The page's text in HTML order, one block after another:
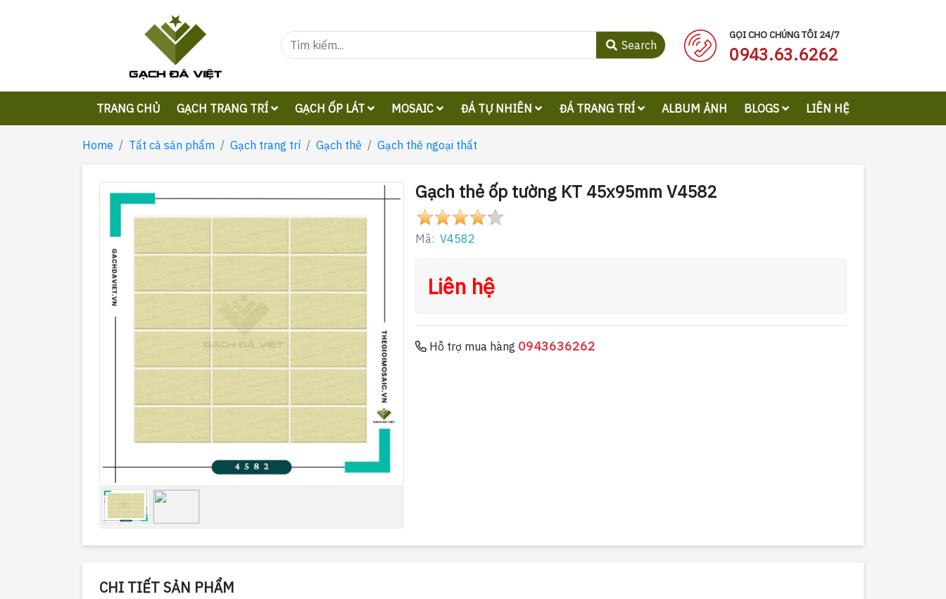
Search
GỌI CHO CHÚNG TÔI 24/7
0943.63.6262
TRANG CHỦ GẠCH TRANG TRÍ GẠCH ỐP LÁT MOSAIC ĐÁ TỰ NHIÊN ĐÁ TRANG TRÍ ALBUM ẢNH BLOGS LIÊN HỆ
Home Tất cả sản phẩm Gạch trang trí Gạch thẻ Gạch thẻ ngoại thất
Gạch thẻ ốp tường KT 45x95mm V4582
Mã: V4582
Liên hệ
Hỗ trợ mua hàng 0943636262
CHI TIẾT SẢN PHẨM